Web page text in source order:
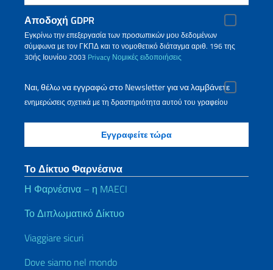
Αποδοχή GDPR
Εγκρίνω την επεξεργασία των προσωπικών μου δεδομένων
σύμφωνα με τον ΓΚΠΔ και το νομοθετικό διάταγμα αριθ. 196 της
30ής Ιουνίου 2003 Privacy Νομικές ειδοποιήσεις
Ναι, θέλω να εγγραφώ στο Newsletter για να λαμβάνετε
ενημερώσεις σχετικά με τη δραστηριότητα αυτού του γραφείου
Το Δίκτυο Φαρνέσινα
Η Φαρνέσινα – η MAECI
Το Διπλωματικό Δίκτυο
Viaggiare sicuri
Dove siamo nel mondo